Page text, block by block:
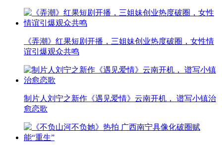
《弄潮》红果短剧开播，三姐妹创业热度破圈，女性情
谊引爆观众共鸣
制片人刘宁之新作《遇见爱情》云南开机， 谱写小镇治
愈恋歌